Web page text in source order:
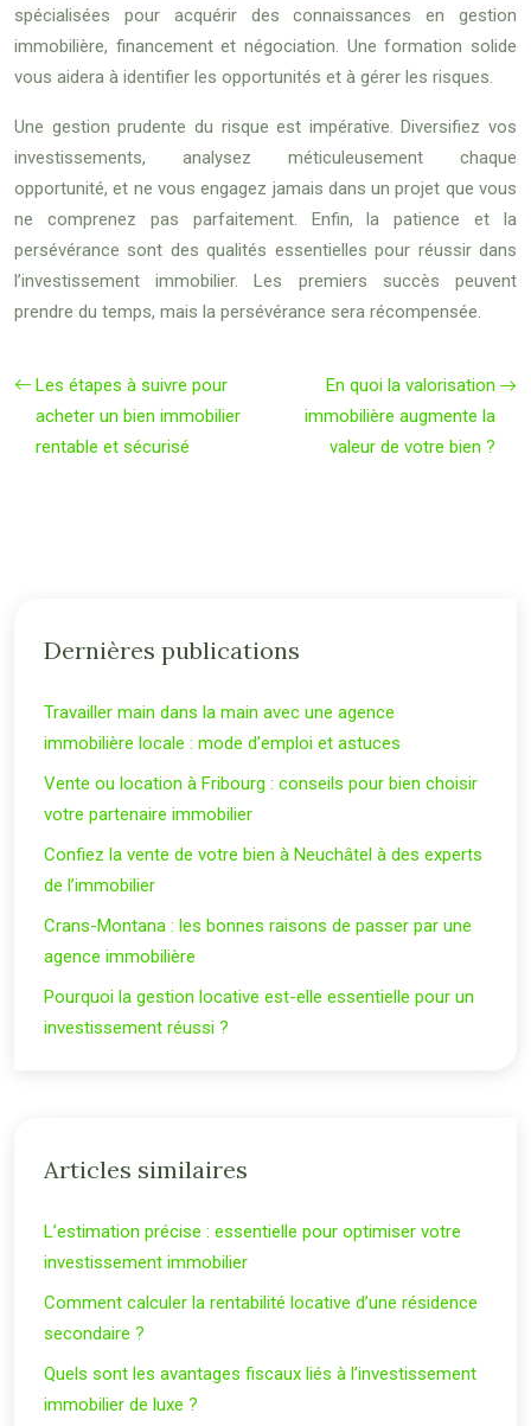
spécialisées pour acquérir des connaissances en gestion
immobilière, financement et négociation. Une formation solide
vous aidera à identifier les opportunités et à gérer les risques.
Une gestion prudente du risque est impérative. Diversifiez vos
investissements, analysez méticuleusement chaque
opportunité, et ne vous engagez jamais dans un projet que vous
ne comprenez pas parfaitement. Enfin, la patience et la
persévérance sont des qualités essentielles pour réussir dans
l’investissement immobilier. Les premiers succès peuvent
prendre du temps, mais la persévérance sera récompensée.
Les étapes à suivre pour
acheter un bien immobilier
rentable et sécurisé
En quoi la valorisation
immobilière augmente la
valeur de votre bien ?
Dernières publications
Travailler main dans la main avec une agence
immobilière locale : mode d’emploi et astuces
Vente ou location à Fribourg : conseils pour bien choisir
votre partenaire immobilier
Confiez la vente de votre bien à Neuchâtel à des experts
de l’immobilier
Crans-Montana : les bonnes raisons de passer par une
agence immobilière
Pourquoi la gestion locative est-elle essentielle pour un
investissement réussi ?
Articles similaires
L’estimation précise : essentielle pour optimiser votre
investissement immobilier
Comment calculer la rentabilité locative d’une résidence
secondaire ?
Quels sont les avantages fiscaux liés à l’investissement
immobilier de luxe ?